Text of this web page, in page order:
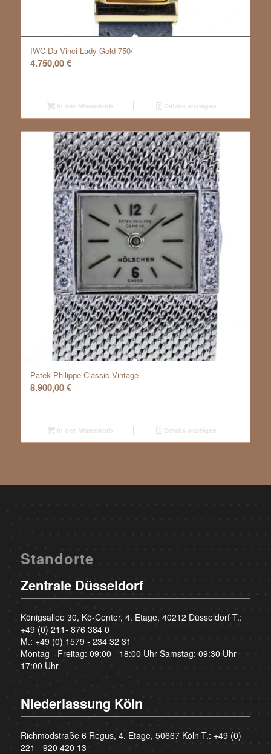
IWC Da Vinci Lady Gold 750/-
4.750,00€
In den Warenkorb Details anzeigen
Patek Philippe Classic Vintage
8.900,00€
In den Warenkorb Details anzeigen
Standorte
Zentrale Düsseldorf
Königsallee 30, Kö-Center, 4. Etage, 40212 Düsseldorf T.:
+49 (0) 211- 876 384 0
M.: +49 (0) 1579 - 234 32 31
Montag - Freitag: 09:00 - 18:00 Uhr Samstag: 09:30 Uhr -
17:00 Uhr
Niederlassung Köln
Richmodstraße 6 Regus, 4. Etage, 50667 Köln T.: +49 (0)
221 - 920 420 13